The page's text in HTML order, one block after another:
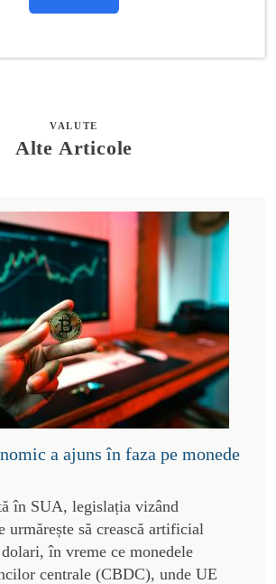
VALUTE
Alte Articole
a ajuns în faza pe monede
în SUA, legislația vizând
urmărește să crească artificial
în vreme ce monedele
centrale (CBDC), unde UE